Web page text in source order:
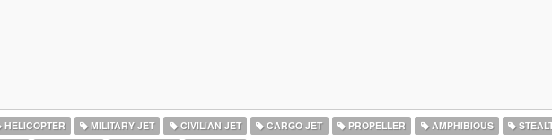
HELICOPTER MILITARY JET CIVILIAN JET CARGO JET PROPELLER AMPHIBIOUS